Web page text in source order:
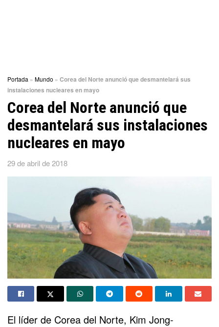
Portada » Mundo » Corea del Norte anunció que desmantelará sus
instalaciones nucleares en mayo
Corea del Norte anunció que
desmantelará sus instalaciones
nucleares en mayo
29 de abril de 2018
El líder de Corea del Norte, Kim Jong-